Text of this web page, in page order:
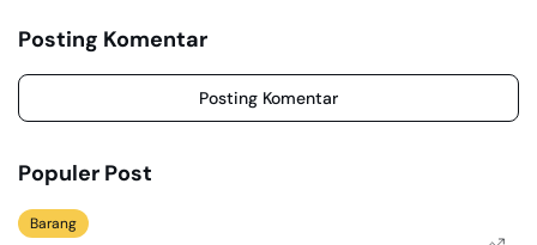
Posting Komentar
Posting Komentar
Populer Post
Barang